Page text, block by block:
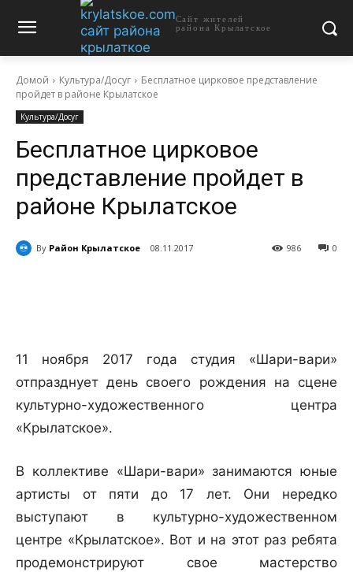
Сайт жителей
района Крылатское
Домой Культура/Досуг
Бесплатное цирковое представление
пройдет в районе Крылатское
Культура/Досуг
Бесплатное цирковое
представление пройдет в
районе Крылатское
By Район Крылатское 08.11.2017 0
986
11 ноября 2017 года студия «Шари-вари»
отпразднует день своего рождения на сцене
культурно-художественного центра
«Крылатское».
В коллективе «Шари-вари» занимаются юные
артисты от пяти до 17 лет. Они нередко
выступают в культурно-художественном
центре «Крылатское». Вот и на этот раз ребята
продемонстрируют свое мастерство